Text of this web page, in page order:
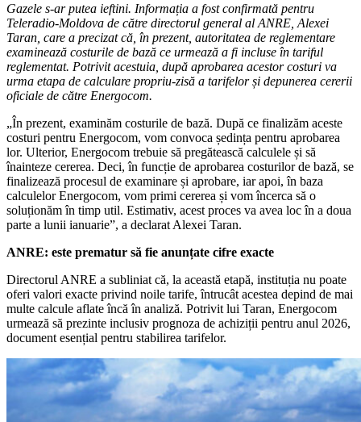
Gazele s-ar putea ieftini. Informația a fost confirmată pentru
Teleradio-Moldova de către directorul general al ANRE, Alexei
Taran, care a precizat că, în prezent, autoritatea de reglementare
examinează costurile de bază ce urmează a fi incluse în tariful
reglementat. Potrivit acestuia, după aprobarea acestor costuri va
urma etapa de calculare propriu-zisă a tarifelor și depunerea cererii
oficiale de către Energocom.
„În prezent, examinăm costurile de bază. După ce finalizăm aceste
costuri pentru Energocom, vom convoca ședința pentru aprobarea
lor. Ulterior, Energocom trebuie să pregătească calculele și să
înainteze cererea. Deci, în funcție de aprobarea costurilor de bază, se
finalizează procesul de examinare și aprobare, iar apoi, în baza
calculelor Energocom, vom primi cererea și vom încerca să o
soluționăm în timp util. Estimativ, acest proces va avea loc în a doua
parte a lunii ianuarie”, a declarat Alexei Taran.
ANRE: este prematur să fie anunțate cifre exacte
Directorul ANRE a subliniat că, la această etapă, instituția nu poate
oferi valori exacte privind noile tarife, întrucât acestea depind de mai
multe calcule aflate încă în analiză. Potrivit lui Taran, Energocom
urmează să prezinte inclusiv prognoza de achiziții pentru anul 2026,
document esențial pentru stabilirea tarifelor.